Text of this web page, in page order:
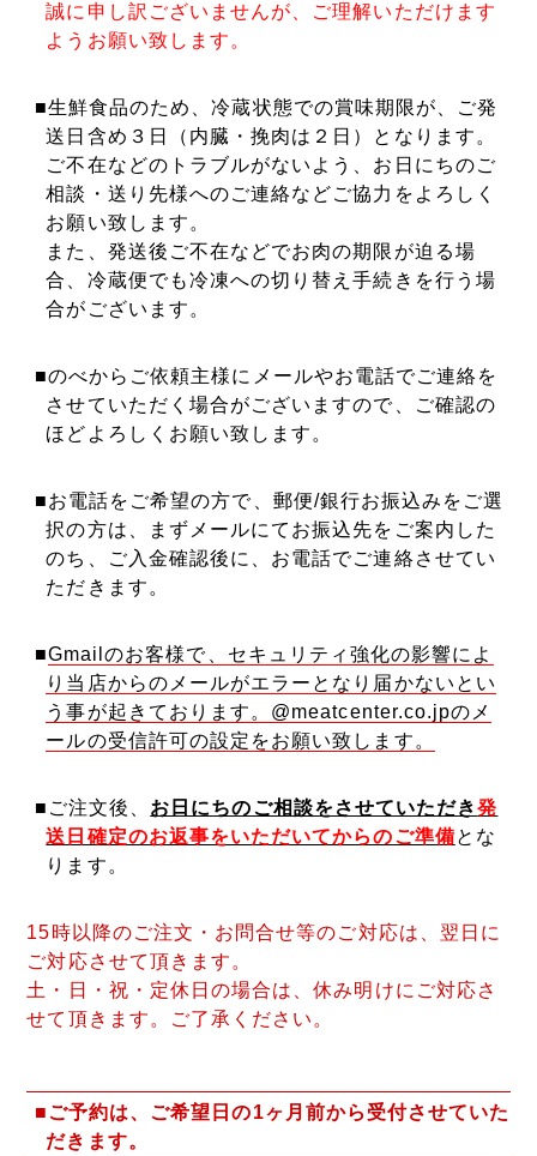
誠に申し訳ございませんが、ご理解いただけます
ようお願い致します。
■生鮮食品のため、冷蔵状態での賞味期限が、ご発
送日含め３日（内臓・挽肉は２日）となります。
ご不在などのトラブルがないよう、お日にちのご
相談・送り先様へのご連絡などご協力をよろしく
お願い致します。
また、発送後ご不在などでお肉の期限が迫る場
合、冷蔵便でも冷凍への切り替え手続きを行う場
合がございます。
■のべからご依頼主様にメールやお電話でご連絡を
させていただく場合がございますので、ご確認の
ほどよろしくお願い致します。
■お電話をご希望の方で、郵便/銀行お振込みをご選
択の方は、まずメールにてお振込先をご案内した
のち、ご入金確認後に、お電話でご連絡させてい
ただきます。
■Gmailのお客様で、セキュリティ強化の影響によ
り当店からのメールがエラーとなり届かないとい
う事が起きております。@meatcenter.co.jpのメ
ールの受信許可の設定をお願い致します。
■ご注文後、 お日にちのご相談をさせていただき発
送日確定のお返事をいただいてからのご準備とな
ります。
15時以降のご注文・お問合せ等のご対応は、翌日に
ご対応させて頂きます。
土・日・祝・定休日の場合は、休み明けにご対応さ
せて頂きます。ご了承ください。
■ご予約は、ご希望日の1ヶ月前から受付させていた
だきます。